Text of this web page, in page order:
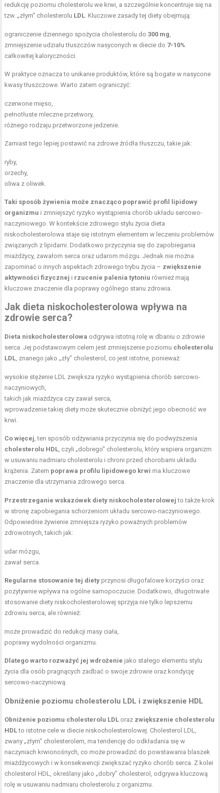
redukcję poziomu cholesterolu we krwi, a szczególnie koncentruje się na
tzw. „złym” cholesterolu LDL . Kluczowe zasady tej diety obejmują:
ograniczenie dziennego spożycia cholesterolu do300 mg
zmniejszenie udziału tłuszczów nasyconych w diecie do 7-10%
całkowitej kaloryczności.
W praktyce oznacza to unikanie produktów, które są bogate w nasycone
kwasy tłuszczowe. Warto zatem ograniczyć:
czerwone mięso,
pełnotłuste mleczne przetwory,
różnego rodzaju przetworzone jedzenie.
Zamiast tego lepiej postawić na zdrowe źródła tłuszczu, takie jak:
ryby,
orzechy,
oliwa z oliwek.
Taki sposób żywienia może znacząco poprawić profil lipidowy
organizmu i zmniejszyć ryzyko wystąpienia chorób układu sercowo-
naczyniowego. W kontekście zdrowego stylu życia dieta
niskocholesterolowa staje się istotnym elementem w leczeniu problemów
związanych z lipidami. Dodatkowo przyczynia się do zapobiegania
miażdżycy, zawałom serca oraz udarom mózgu. Jednak nie można
zapominać o innych aspektach zdrowego trybu życia – zwiększenie
aktywności fizycznej i rzucenie palenia tytoniu również mają
kluczowe znaczenie dla poprawy ogólnego stanu zdrowia.
Jak dieta niskocholesterolowa wpływa na
zdrowie serca?
Dieta niskocholesterolowa odgrywa istotną rolę w dbaniu o zdrowie
serca. Jej podstawowym celem jest zmniejszenie poziomu cholesterolu
LDL , znanego jako „zły” cholesterol, co jest istotne, ponieważ:
wysokie stężenie LDL zwiększa ryzyko wystąpienia chorób sercowo-
naczyniowych,
takich jak miażdżyca czy zawał serca,
wprowadzenie takiej diety może skutecznie obniżyć jego obecność we
krwi.
Co więcej , ten sposób odżywiania przyczynia się do podwyższenia
cholesterolu HDL , czyli „dobrego” cholesterolu, który wspiera organizm
w usuwaniu nadmiaru cholesterolu i chroni przed chorobami układu
krążenia. Zatem poprawa profilu lipidowego krwi ma kluczowe
znaczenie dla utrzymania zdrowego serca.
Przestrzeganie wskazówek diety niskocholesterolowej to także krok
w stronę zapobiegania schorzeniom układu sercowo-naczyniowego.
Odpowiednie żywienie zmniejsza ryzyko poważnych problemów
zdrowotnych, takich jak:
udar mózgu,
zawał serca.
Regularne stosowanie tej diety przynosi długofalowe korzyści oraz
pozytywnie wpływa na ogólne samopoczucie. Dodatkowo, długotrwałe
stosowanie diety niskocholesterolowej sprzyja nie tylko lepszemu
zdrowiu serca, ale również:
może prowadzić do redukcji masy ciała,
poprawy wydolności organizmu.
Dlatego warto rozważyć jej wdrożenie jako stałego elementu stylu
życia dla osób pragnących zadbać o swoje zdrowie oraz kondycję
sercowo-naczyniową.
Obniżenie poziomu cholesterolu LDL i zwiększenie HDL
Obniżenie poziomu cholesterolu LDL oraz zwiększenie cholesterolu
HDLto istotne cele w diecie niskocholesterolowej. Cholesterol LDL,
zwany „złym” cholesterolem, ma tendencję do odkładania się w
naczyniach krwionośnych, co może prowadzić do powstawania blaszek
miażdżycowych i w konsekwencji zwiększać ryzyko chorób serca. Z kolei
cholesterol HDL, określany jako „dobry” cholesterol, odgrywa kluczową
rolę w usuwaniu nadmiaru cholesterolu z organizmu.